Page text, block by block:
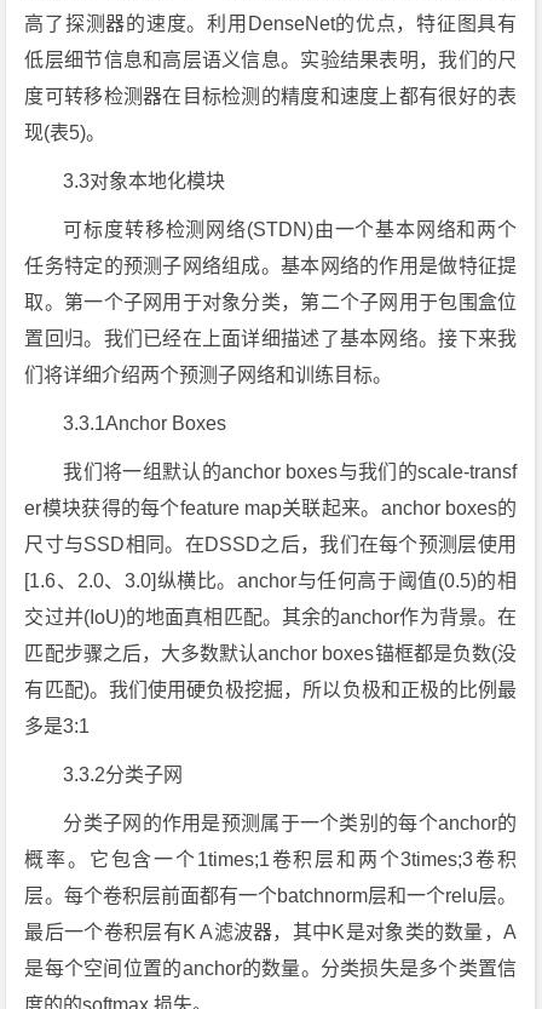
高了探测器的速度。利用DenseNet的优点，特征图具有
低层细节信息和高层语义信息。实验结果表明，我们的尺
度可转移检测器在目标检测的精度和速度上都有很好的表
现(表5)。
3.3对象本地化模块
可标度转移检测网络(STDN)由一个基本网络和两个
任务特定的预测子网络组成。基本网络的作用是做特征提
取。第一个子网用于对象分类，第二个子网用于包围盒位
置回归。我们已经在上面详细描述了基本网络。接下来我
们将详细介绍两个预测子网络和训练目标。
3.3.1Anchor Boxes
我们将一组默认的anchor boxes与我们的scale-transf
er模块获得的每个feature map关联起来。anchor boxes的
尺寸与SSD相同。在DSSD之后，我们在每个预测层使用
[1.6、2.0、3.0]纵横比。anchor与任何高于阈值(0.5)的相
交过并(IoU)的地面真相匹配。其余的anchor作为背景。在
匹配步骤之后，大多数默认anchor boxes锚框都是负数(没
有匹配)。我们使用硬负极挖掘，所以负极和正极的比例最
多是3:1
3.3.2分类子网
分类子网的作用是预测属于一个类别的每个anchor的
概率。它包含一个1times;1卷积层和两个3times;3卷积
层。每个卷积层前面都有一个batchnorm层和一个relu层。
最后一个卷积层有K A滤波器，其中K是对象类的数量，A
是每个空间位置的anchor的数量。分类损失是多个类置信